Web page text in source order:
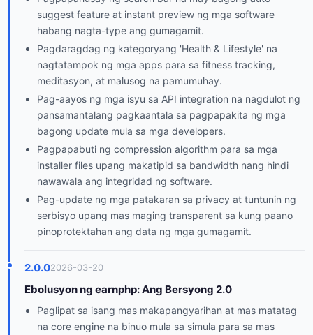
suggest feature at instant preview ng mga software
habang nagta-type ang gumagamit.
Pagdaragdag ng kategoryang 'Health & Lifestyle' na
nagtatampok ng mga apps para sa fitness tracking,
meditasyon, at malusog na pamumuhay.
Pag-aayos ng mga isyu sa API integration na nagdulot ng
pansamantalang pagkaantala sa pagpapakita ng mga
bagong update mula sa mga developers.
Pagpapabuti ng compression algorithm para sa mga
installer files upang makatipid sa bandwidth nang hindi
nawawala ang integridad ng software.
Pag-update ng mga patakaran sa privacy at tuntunin ng
serbisyo upang mas maging transparent sa kung paano
pinoprotektahan ang data ng mga gumagamit.
2.0.02026-03-20
Ebolusyon ng earnphp: Ang Bersyong 2.0
Paglipat sa isang mas makapangyarihan at mas matatag
na core engine na binuo mula sa simula para sa mas